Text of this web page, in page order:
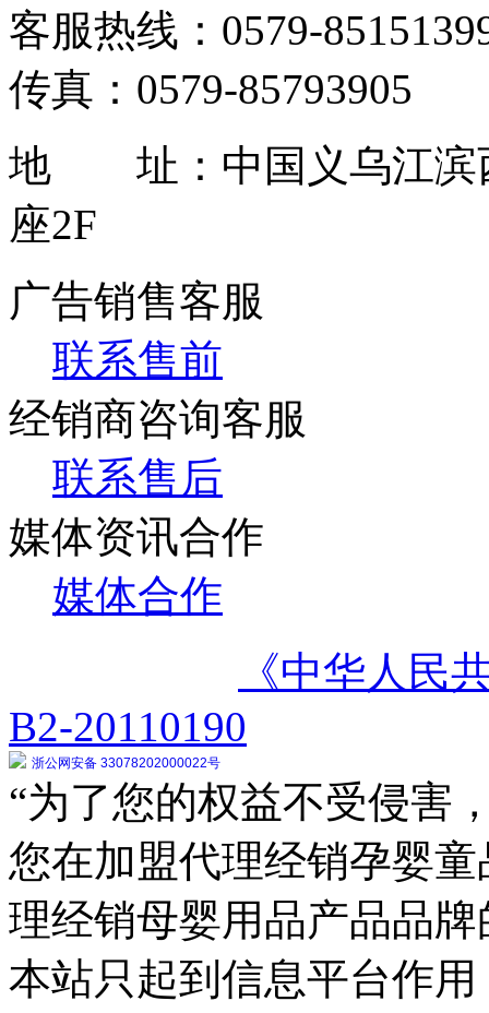
客服热线：0579-
传真：0579-85793905
地 址：中国义乌江滨
座2F
广告销售客服
联系售前
经销商咨询客服
联系售后
媒体资讯合作
媒体合作
《中华人民
B2-20110190
浙公网安备 33078202000022号
“为了您的权益不受侵害
您在加盟代理经销孕婴
理经销母婴用品产品品
本站只起到信息平台作